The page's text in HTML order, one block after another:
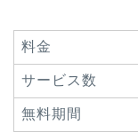
料金
サービス数
無料期間